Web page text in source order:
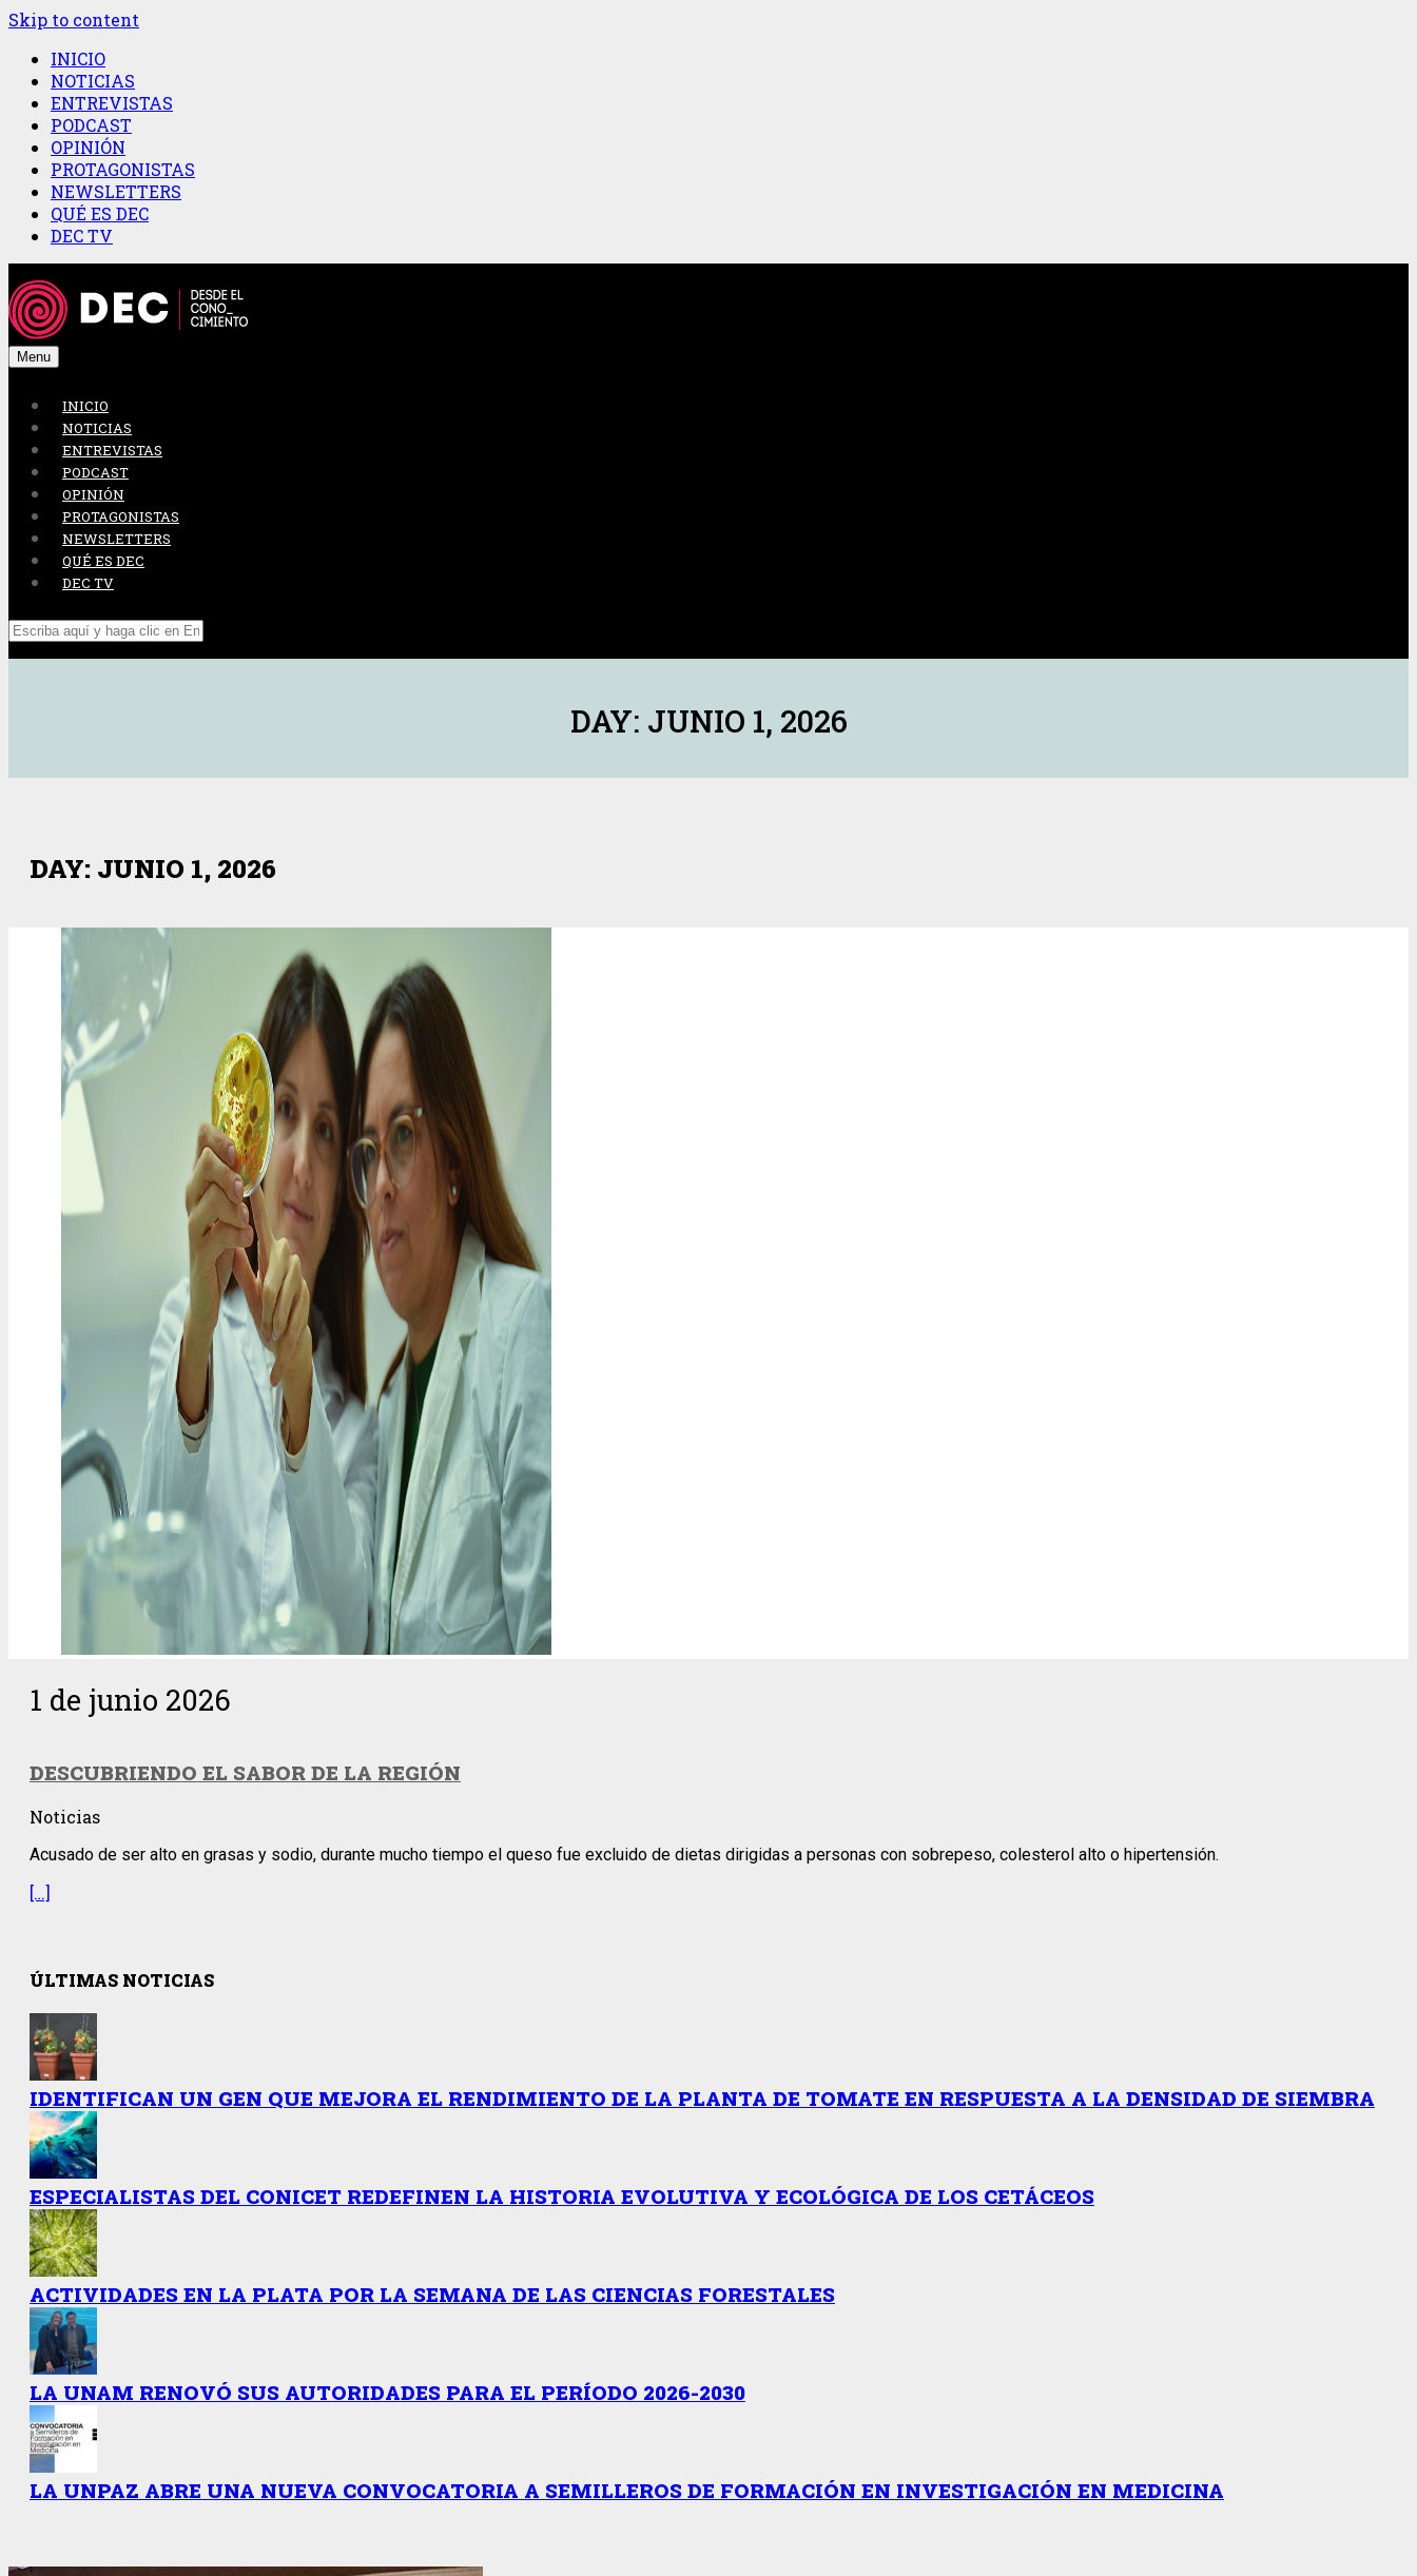
Skip to content
INICIO
NOTICIAS
ENTREVISTAS
PODCAST
OPINIÓN
PROTAGONISTAS
NEWSLETTERS
QUÉ ES DEC
DEC TV
Menu
INICIO
NOTICIAS
ENTREVISTAS
PODCAST
OPINIÓN
PROTAGONISTAS
NEWSLETTERS
QUÉ ES DEC
DEC TV
DAY: JUNIO 1, 2026
DAY: JUNIO 1, 2026
1 de junio 2026
DESCUBRIENDO EL SABOR DE LA REGIÓN
Noticias
Acusado de ser alto en grasas y sodio, durante mucho tiempo el queso fue excluido de dietas dirigidas a personas con sobrepeso, colesterol alto o hipertensión.
[…]
ÚLTIMAS NOTICIAS
IDENTIFICAN UN GEN QUE MEJORA EL RENDIMIENTO DE LA PLANTA DE TOMATE EN RESPUESTA A LA DENSIDAD DE SIEMBRA
ESPECIALISTAS DEL CONICET REDEFINEN LA HISTORIA EVOLUTIVA Y ECOLÓGICA DE LOS CETÁCEOS
ACTIVIDADES EN LA PLATA POR LA SEMANA DE LAS CIENCIAS FORESTALES
LA UNAM RENOVÓ SUS AUTORIDADES PARA EL PERÍODO 2026-2030
LA UNPAZ ABRE UNA NUEVA CONVOCATORIA A SEMILLEROS DE FORMACIÓN EN INVESTIGACIÓN EN MEDICINA